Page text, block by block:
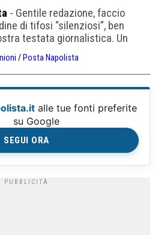
- Gentile redazione, faccio
di tifosi “silenziosi”, ben
testata giornalistica. Un
tumultuosa ed inarrestabile
usare un eufemismo) verso
continua a seguire
vittima di un’ingovernabile
/ Posta Napolista
alle tue fonti preferite
su Google
SEGUI ORA